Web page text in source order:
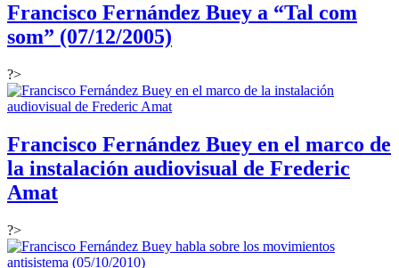
Francisco Fernández Buey a “Tal com
som” (07/12/2005)
?>
Francisco Fernández Buey en el marco de
la instalación audiovisual de Frederic
Amat
?>